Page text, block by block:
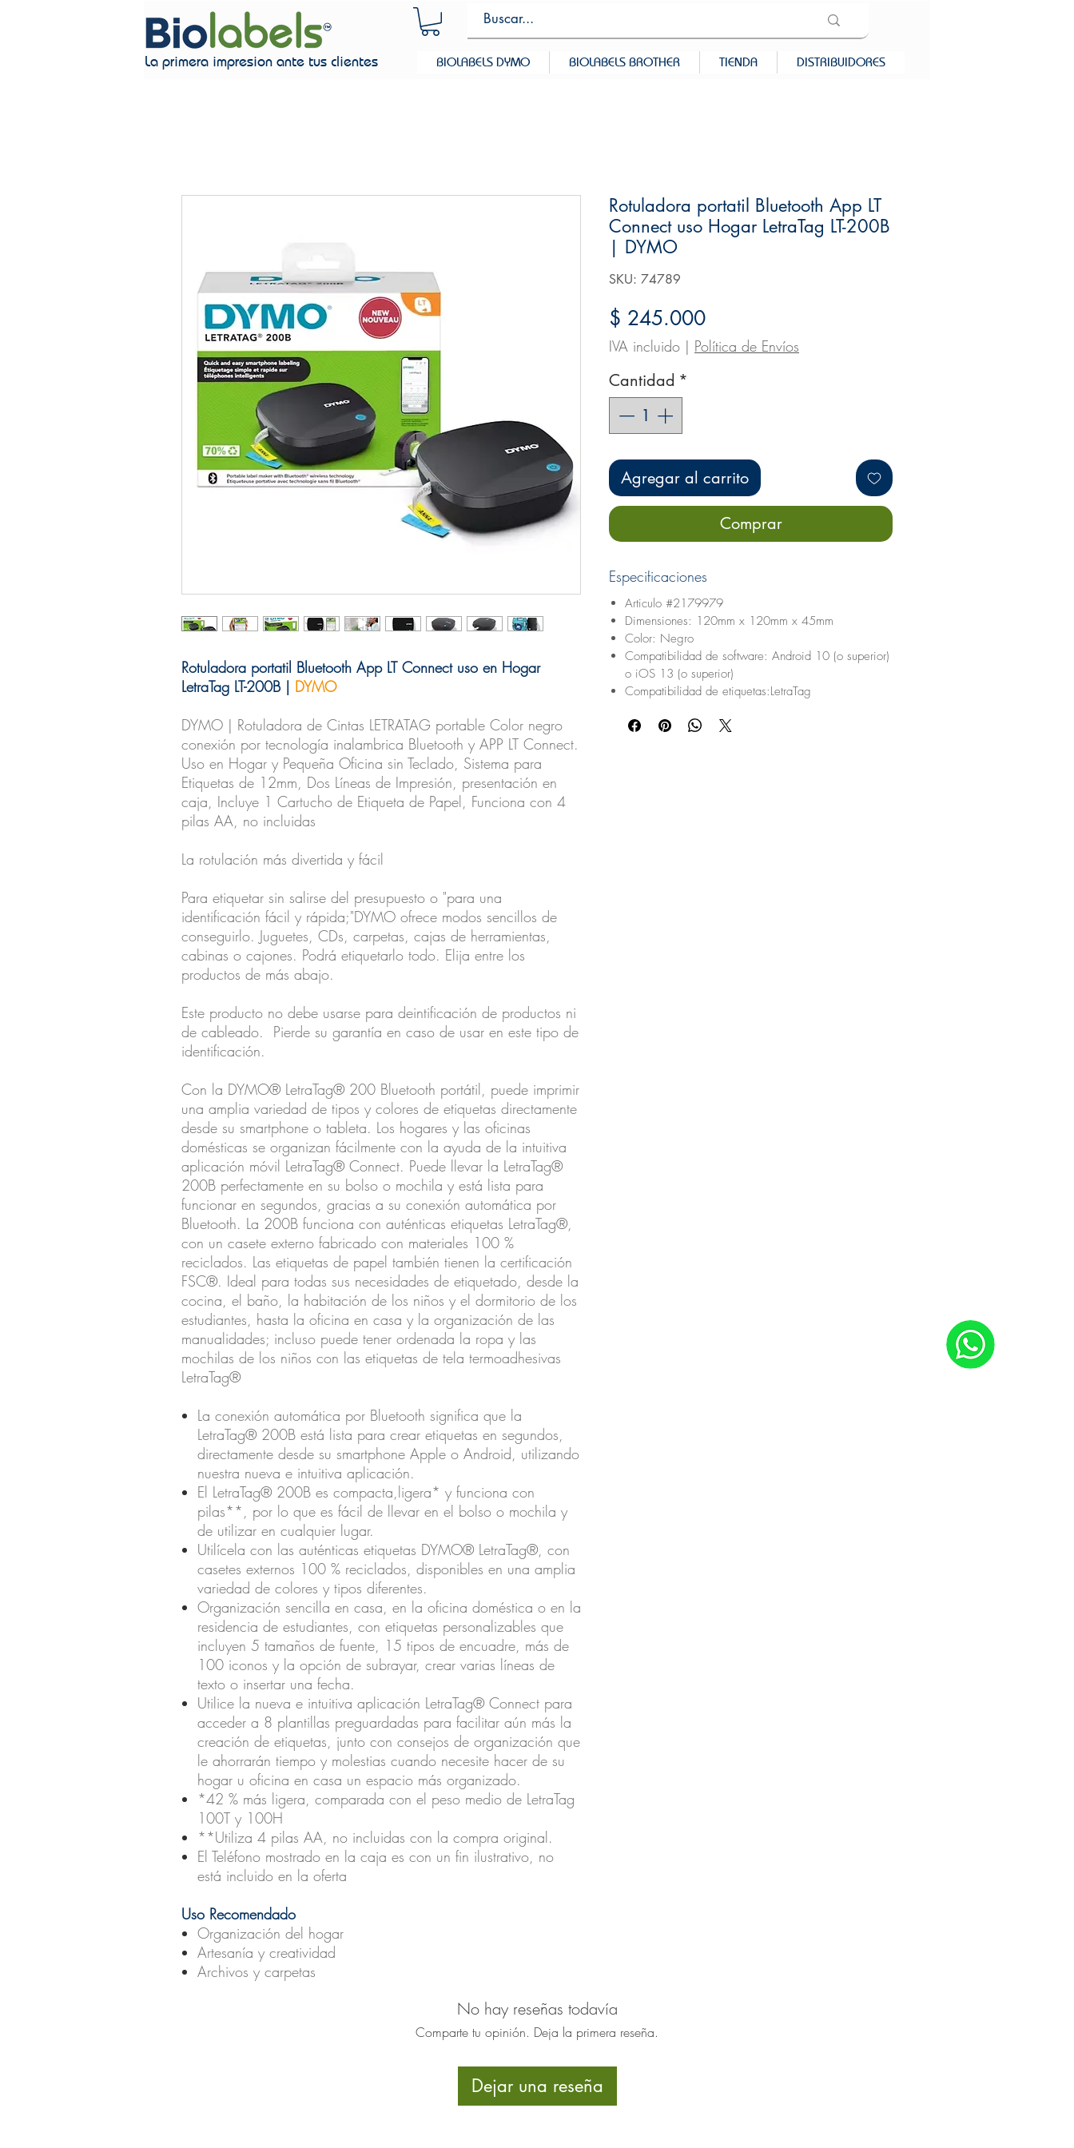
La primera impresion ante tus clientes BIOLABELS DYMO BIOLABELS BROTHER TIENDA DISTRIBUIDORES
Rotuladora portatil Bluetooth App LT Connect uso en Hogar
LetraTag LT-200B | DYMO
DYMO | Rotuladora de Cintas LETRATAG portable Color negro
conexión por tecnología inalambrica Bluetooth y APP LT Connect.
Uso en Hogar y Pequeña Oficina sin Teclado, Sistema para
Etiquetas de 12mm, Dos Líneas de Impresión, presentación en
caja, Incluye 1 Cartucho de Etiqueta de Papel, Funciona con 4
pilas AA, no incluidas
La rotulación más divertida y fácil
Para etiquetar sin salirse del presupuesto o "para una
identificación fácil y rápida;"DYMO ofrece modos sencillos de
conseguirlo. Juguetes, CDs, carpetas, cajas de herramientas,
cabinas o cajones. Podrá etiquetarlo todo. Elija entre los
productos de más abajo.
Este producto no debe usarse para deintificación de productos ni
de cableado. Pierde su garantía en caso de usar en este tipo de
identificación.
Con la DYMO® LetraTag® 200 Bluetooth portátil, puede imprimir
una amplia variedad de tipos y colores de etiquetas directamente
desde su smartphone o tableta. Los hogares y las oficinas
domésticas se organizan fácilmente con la ayuda de la intuitiva
aplicación móvil LetraTag® Connect. Puede llevar la LetraTag®
200B perfectamente en su bolso o mochila y está lista para
funcionar en segundos, gracias a su conexión automática por
Bluetooth. La 200B funciona con auténticas etiquetas LetraTag®,
con un casete externo fabricado con materiales 100 %
reciclados. Las etiquetas de papel también tienen la certificación
FSC®. Ideal para todas sus necesidades de etiquetado, desde la
cocina, el baño, la habitación de los niños y el dormitorio de los
estudiantes, hasta la oficina en casa y la organización de las
manualidades; incluso puede tener ordenada la ropa y las
mochilas de los niños con las etiquetas de tela termoadhesivas
LetraTag®
La conexión automática por Bluetooth significa que la
LetraTag® 200B está lista para crear etiquetas en segundos,
directamente desde su smartphone Apple o Android, utilizando
nuestra nueva e intuitiva aplicación.
El LetraTag® 200B es compacta,ligera* y funciona con
pilas**, por lo que es fácil de llevar en el bolso o mochila y
de utilizar en cualquier lugar.
Utilícela con las auténticas etiquetas DYMO® LetraTag®, con
casetes externos 100 % reciclados, disponibles en una amplia
variedad de colores y tipos diferentes.
Organización sencilla en casa, en la oficina doméstica o en la
residencia de estudiantes, con etiquetas personalizables que
incluyen 5 tamaños de fuente, 15 tipos de encuadre, más de
100 iconos y la opción de subrayar, crear varias líneas de
texto o insertar una fecha.
Utilice la nueva e intuitiva aplicación LetraTag® Connect para
acceder a 8 plantillas preguardadas para facilitar aún más la
creación de etiquetas, junto con consejos de organización que
le ahorrarán tiempo y molestias cuando necesite hacer de su
hogar u oficina en casa un espacio más organizado.
*42 % más ligera, comparada con el peso medio de LetraTag
100T y 100H
**Utiliza 4 pilas AA, no incluidas con la compra original.
El Teléfono mostrado en la caja es con un fin ilustrativo, no
está incluido en la oferta
Uso Recomendado
Organización del hogar
Artesanía y creatividad
Archivos y carpetas
Rotuladora portatil Bluetooth App LT
Connect uso Hogar LetraTag LT-200B
| DYMO
SKU: 74789
$ 245.000Precio
IVA incluido | Política de Envíos
Cantidad *
Agregar al carrito
Comprar
Especificaciones
Articulo #2179979
Dimensiones: 120mm x 120mm x 45mm
Color: Negro
Compatibilidad de software: Android 10 (o superior)
o iOS 13 (o superior)
Compatibilidad de etiquetas:LetraTag
No hay reseñas todavía
Comparte tu opinión. Deja la primera reseña.
Dejar una reseña